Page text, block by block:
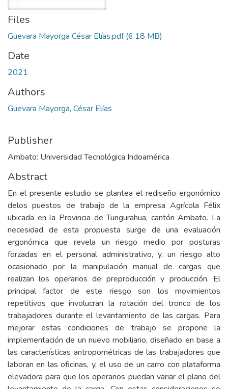
Files
Guevara Mayorga César Elías.pdf(6.18 MB)
Date
2021
Authors
Guevara Mayorga, César Elías
Publisher
Ambato: Universidad Tecnológica Indoamérica
Abstract
En el presente estudio se plantea el rediseño ergonómico
delos puestos de trabajo de la empresa Agrícola Félix
ubicada en la Provincia de Tungurahua, cantón Ambato. La
necesidad de esta propuesta surge de una evaluación
ergonómica que revela un riesgo medio por posturas
forzadas en el personal administrativo, y, un riesgo alto
ocasionado por la manipulación manual de cargas que
realizan los operarios de preproducción y producción. El
principal factor de este riesgo son los movimientos
repetitivos que involucran la rotación del tronco de los
trabajadores durante el levantamiento de las cargas. Para
mejorar estas condiciones de trabajo se propone la
implementación de un nuevo mobiliario, diseñado en base a
las características antropométricas de las trabajadores que
laboran en las oficinas, y, el uso de un carro con plataforma
elevadora para que los operarios puedan variar el plano del